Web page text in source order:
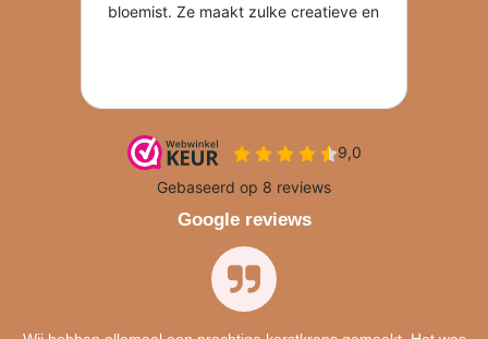
Google reviews